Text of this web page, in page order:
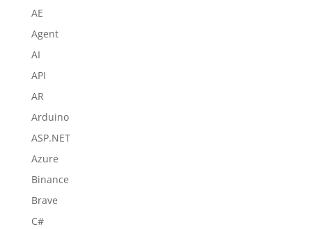
AE
Agent
AI
API
AR
Arduino
ASP.NET
Azure
Binance
Brave
C#